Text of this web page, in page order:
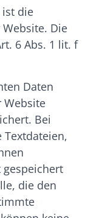
ist die
Die
6 Abs. 1 lit. f
Daten
Website
Bei
Textdateien,
die den